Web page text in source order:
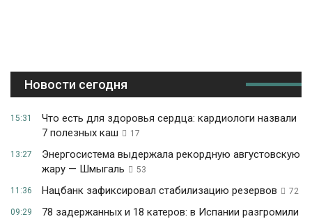
Новости сегодня
15:31
Что есть для здоровья сердца: кардиологи назвали
7 полезных каш
17
13:27
Энергосистема выдержала рекордную августовскую
жару — Шмыгаль
53
11:36 Нацбанк зафиксировал стабилизацию резервов 72
09:29
78 задержанных и 18 катеров: в Испании разгромили